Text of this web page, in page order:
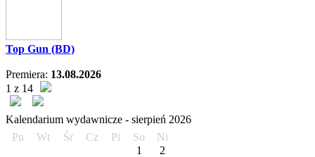
Top Gun (BD)
Premiera: 13.08.2026
1 z 14
Kalendarium wydawnicze - sierpień 2026
Pn
Wt Śr Cz Pi So
Ni
1
2